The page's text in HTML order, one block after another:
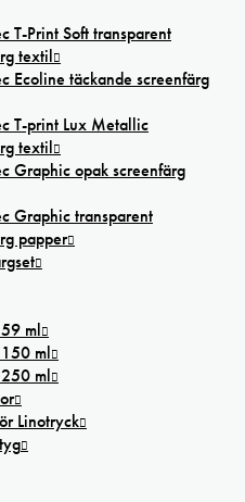
T-Print Soft transparent
textil
Ecoline täckande screenfärg
T-print Lux Metallic
textil
Graphic opak screenfärg
Graphic transparent
papper
ml
ml
ml
Linotryck